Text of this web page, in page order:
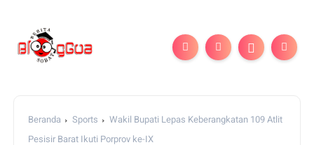
Beranda Sports
Wakil Bupati Lepas Keberangkatan 109 Atlit
Pesisir Barat Ikuti Porprov ke-IX